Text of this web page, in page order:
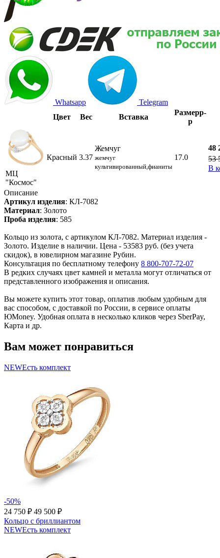
Whatsapp
Telegram
Цвет
Вес Вставка
Размерр-
р
МЦ
"Космос"
Красный 3.37
Жемчуг
жемчуг
культивированный,фианиты
17.0
48
53
В
Описание
Артикул изделия: КЛ-7082
Материал: Золото
Проба изделия: 585
Кольцо из золота, с артикулом КЛ-7082. Материал изделия -
Золото. Изделие в наличии. Цена - 53583 руб. (без учета
скидок), в ювелирном магазине Рубин.
Консультация по бесплатному телефону 8 800-707-72-07
В редких случаях цвет камней и металла могут отличаться от
представленного изображения и описания.
Вы можете купить этот товар, оплатив любым удобным для
вас способом, с доставкой по России, в сервисе оплаты
ЮMoney. Удобная оплата в несколько кликов через SberPay,
Карта и др.
Вам может понравиться
NEWЕсть комплект
-50%
24 750 ₽ 49 500 ₽
Кольцо с бриллиантом
NEWЕсть комплект